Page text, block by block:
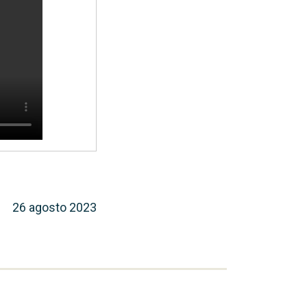
26 agosto 2023